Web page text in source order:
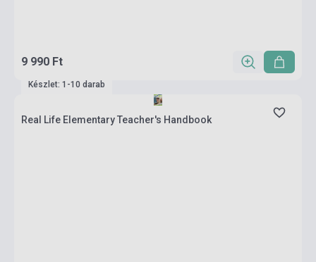
9 990 Ft
Készlet: 1-10 darab
Real Life Elementary Teacher's Handbook